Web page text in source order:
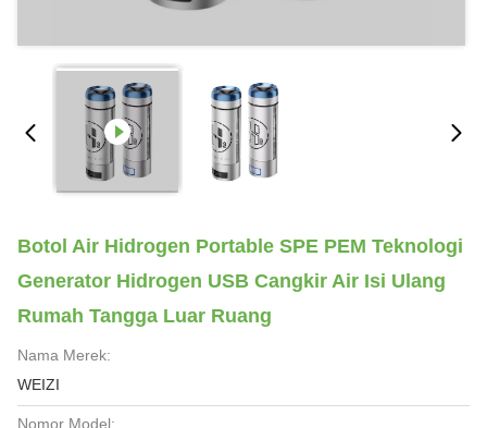
Botol Air Hidrogen Portable SPE PEM Teknologi
Generator Hidrogen USB Cangkir Air Isi Ulang
Rumah Tangga Luar Ruang
Nama Merek:
WEIZI
Nomor Model: